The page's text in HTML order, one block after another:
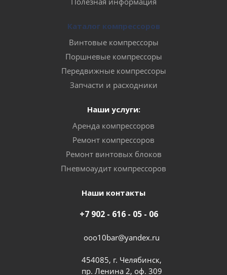
Каталог компрессоров
Винтовые компрессоры
Поршневые компрессоры
Передвижные компрессоры
Запчасти и расходники
Наши услуги:
Аренда компрессоров
Ремонт компрессоров
Ремонт винтовых блоков
Пневмоаудит компрессоров
Наши контакты
+7 902 - 616 - 05 - 06
ooo10bar@yandex.ru
454085, г. Челябинск,
пр. Ленина 2, оф. 309